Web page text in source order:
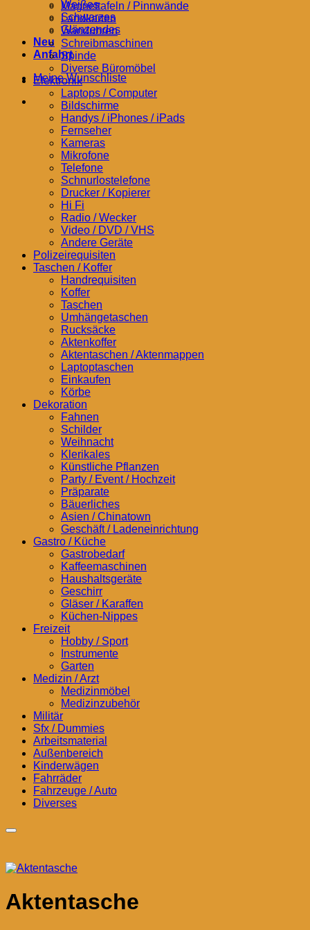
Weißes
Schwarzes
Glänzendes
Neu
Anfahrt
Meine Wunschliste
Magnettafeln / Pinnwände
Landkarten
Wanduhren
Schreibmaschinen
Spinde
Diverse Büromöbel
Elektronik
Laptops / Computer
Bildschirme
Handys / iPhones / iPads
Fernseher
Kameras
Mikrofone
Telefone
Schnurlostelefone
Drucker / Kopierer
Hi Fi
Radio / Wecker
Video / DVD / VHS
Andere Geräte
Polizeirequisiten
Taschen / Koffer
Handrequisiten
Koffer
Taschen
Umhängetaschen
Rucksäcke
Aktenkoffer
Aktentaschen / Aktenmappen
Laptoptaschen
Einkaufen
Körbe
Dekoration
Fahnen
Schilder
Weihnacht
Klerikales
Künstliche Pflanzen
Party / Event / Hochzeit
Präparate
Bäuerliches
Asien / Chinatown
Geschäft / Ladeneinrichtung
Gastro / Küche
Gastrobedarf
Kaffeemaschinen
Haushaltsgeräte
Geschirr
Gläser / Karaffen
Küchen-Nippes
Freizeit
Hobby / Sport
Instrumente
Garten
Medizin / Arzt
Medizinmöbel
Medizinzubehör
Militär
Sfx / Dummies
Arbeitsmaterial
Außenbereich
Kinderwägen
Fahrräder
Fahrzeuge / Auto
Diverses
Aktentasche